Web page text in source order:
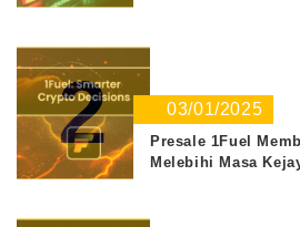
2 03/01/2025
Presale 1Fuel
Melebihi Masa